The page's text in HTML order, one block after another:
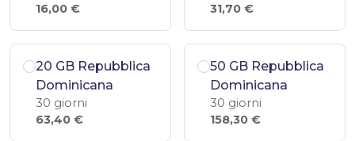
16,00 €
31,70 €
20 GB Repubblica
Dominicana
30 giorni
63,40 €
50 GB Repubblica
Dominicana
30 giorni
158,30 €